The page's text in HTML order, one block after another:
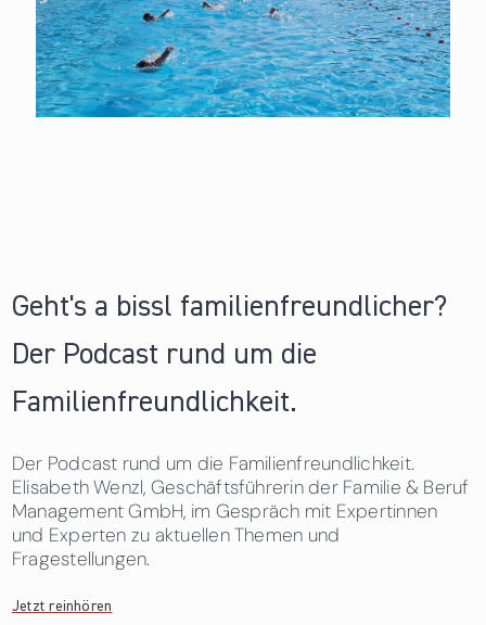
Geht's a bissl familienfreundlicher?
Der Podcast rund um die
Familienfreundlichkeit.
Der Podcast rund um die Familienfreundlichkeit.
Elisabeth Wenzl, Geschäftsführerin der Familie & Beruf
Management GmbH, im Gespräch mit Expertinnen
und Experten zu aktuellen Themen und
Fragestellungen.
Jetzt reinhören